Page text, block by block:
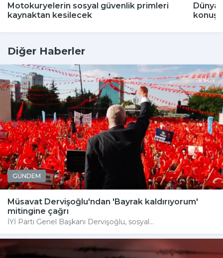
Motokuryelerin sosyal güvenlik primleri
kaynaktan kesilecek
Dünya
Diğer Haberler
GÜNDEM
Müsavat Dervişoğlu'ndan 'Bayrak kaldırıyorum'
mitingine çağrı
İYİ Parti Genel Başkanı Dervişoğlu, sosyal...